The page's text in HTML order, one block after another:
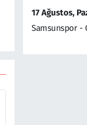
17 Ağustos,
Samsunspor -